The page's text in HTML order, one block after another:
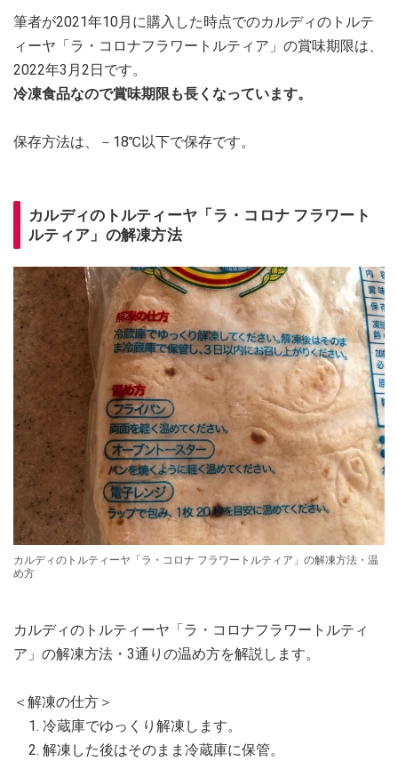
筆者が2021年10月に購入した時点でのカルディのトルテ
ィーヤ「ラ・コロナフラワートルティア」の賞味期限は、
2022年3月2日です。
冷凍食品なので賞味期限も長くなっています。
保存方法は、－18℃以下で保存です。
カルディのトルティーヤ「ラ・コロナ フラワート
ルティア」の解凍方法
カルディのトルティーヤ「ラ・コロナ フラワートルティア」の解凍方法・温
め方
カルディのトルティーヤ「ラ・コロナフラワートルティ
ア」の解凍方法・3通りの温め方を解説します。
＜解凍の仕方＞
冷蔵庫でゆっくり解凍します。
解凍した後はそのまま冷蔵庫に保管。